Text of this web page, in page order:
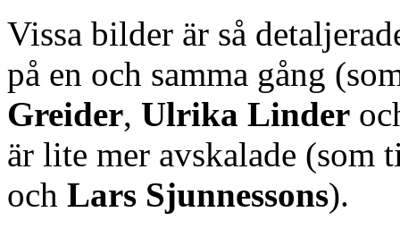
Vissa bilder är så
på en och samma gång
Greider, Ulrika Linder
är lite mer avskalade (som
och Lars Sjunnessons).